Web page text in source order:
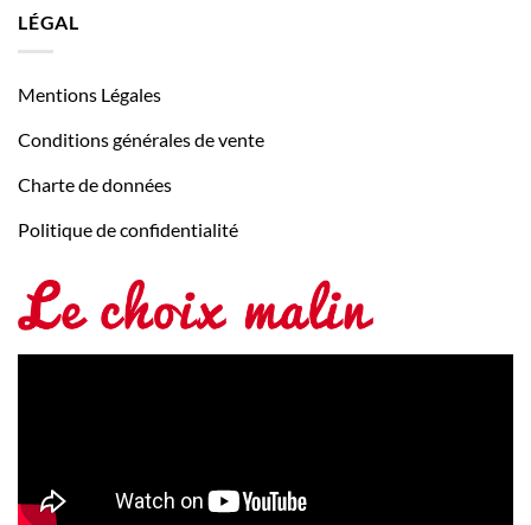
LÉGAL
Mentions Légales
Conditions générales de vente
Charte de données
Politique de confidentialité